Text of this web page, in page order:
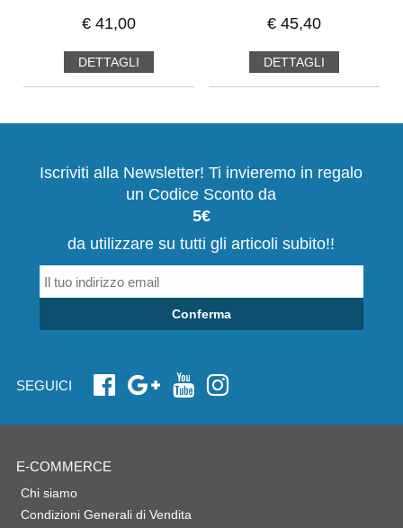
€ 41,00
DETTAGLI
€ 45,40
DETTAGLI
Iscriviti alla Newsletter! Ti invieremo in regalo
un Codice Sconto da
5€
da utilizzare su tutti gli articoli subito!!
Conferma
SEGUICI
E-COMMERCE
Chi siamo
Condizioni Generali di Vendita